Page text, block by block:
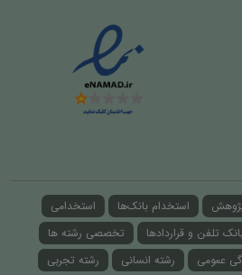
استخدام بانک‌ها
استخدامی
تلفن و قراردادها
تخصصی رشته ها
عمومی رشته انسانی رشته تجربی